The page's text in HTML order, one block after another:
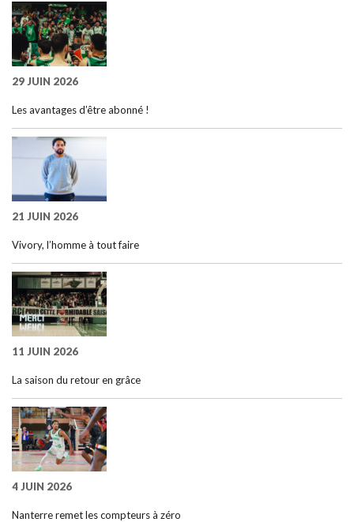
29 JUIN 2026
Les avantages d’être abonné !
21 JUIN 2026
Vivory, l’homme à tout faire
11 JUIN 2026
La saison du retour en grâce
4 JUIN 2026
Nanterre remet les compteurs à zéro